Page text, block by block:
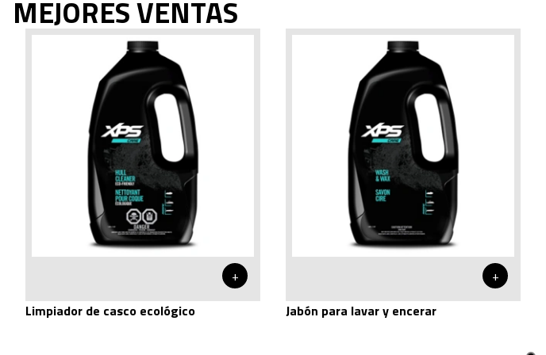
MEJORES VENTAS
+
Limpiador de casco ecológico
+
Jabón para lavar y encerar